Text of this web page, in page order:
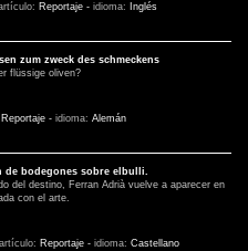
Reportaje - idioma:
Inglés
zum zweck des schmeckens
flüssige oliven?
Reportaje - idioma: Alemán
de bodegones sobre elbulli.
del destino, Ferran Adrià vuelve a aparecer en
con el arte.
Reportaje - idioma: Castellano